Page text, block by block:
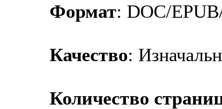
Формат: DOC/
Качество:
Количество